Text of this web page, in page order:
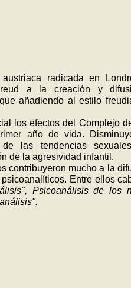
radicada en
a la creación y
añadiendo al estilo
los efectos del Complejo
año de vida.
de las tendencias
de la agresividad infantil.
contribuye­ron mucho a la
Entre ellos
Psicoanálisis de los